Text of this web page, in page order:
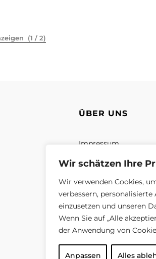
Wir schätzen Ihre
Wir verwenden Cookies,
verbessern,
einzusetzen und unseren
Wenn Sie auf „Alle
der Anwendung von
Anpassen Alles
(1 / 2)
ÜBER UNS
Impressum
Unsere Mission
Unsere Geschäft
Über uns